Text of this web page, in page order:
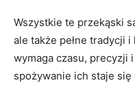
Wszystkie ⁤te przekąski⁢
ale także pełne tradycji
⁢wymaga czasu, precyzji
‍spożywanie ich staje⁢